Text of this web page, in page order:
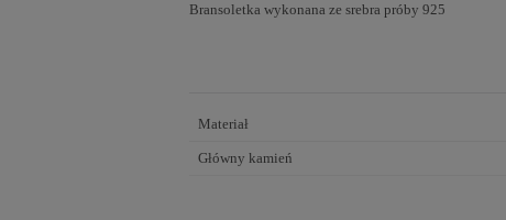
Bransoletka wykonana ze srebra próby 925
Materiał
Główny kamień